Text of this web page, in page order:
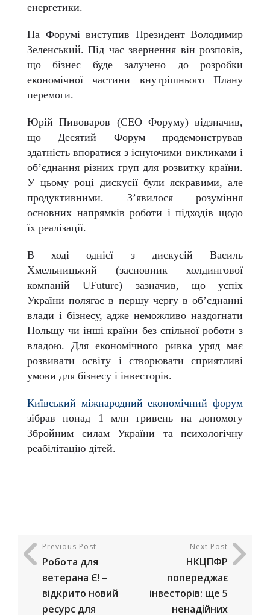
енергетики.
На Форумі виступив Президент Володимир
Зеленський. Під час звернення він розповів,
що бізнес буде залучено до розробки
економічної частини внутрішнього Плану
перемоги.
Юрій Пивоваров (СЕО Форуму) відзначив,
що Десятий Форум продемонстрував
здатність впоратися з існуючими викликами і
об’єднання різних груп для розвитку країни.
У цьому році дискусії були яскравими, але
продуктивними. З’явилося розуміння
основних напрямків роботи і підходів щодо
їх реалізації.
В ході однієї з дискусій Василь
Хмельницький (засновник холдингової
компанійUFuture) зазначив, що успіх
України полягає в першу чергу в об’єднанні
влади і бізнесу, адже неможливо наздогнати
Польщу чи інші країни без спільної роботи з
владою. Для економічного ривка уряд має
розвивати освіту і створювати сприятливі
умови для бізнесу і інвесторів.
Київський міжнародний економічний форум
зібрав понад 1 млн гривень на допомогу
Збройним силам України та психологічну
реабілітацію дітей.
Previous Post
Робота для
ветерана Є! –
відкрито новий
ресурс для
Next Post
НКЦПФР
попереджає
інвесторів: ще 5
ненадійних